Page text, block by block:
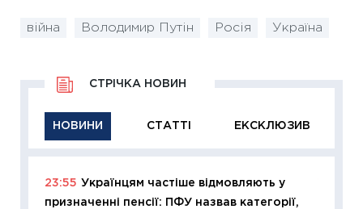
війна Володимир Путін Росія Україна
НОВИНИ СТАТТІ ЕКСКЛЮЗИВ
СТРІЧКА НОВИН
23:55 Українцям частіше відмовляють у
призначенні пенсії: ПФУ назвав категорії,